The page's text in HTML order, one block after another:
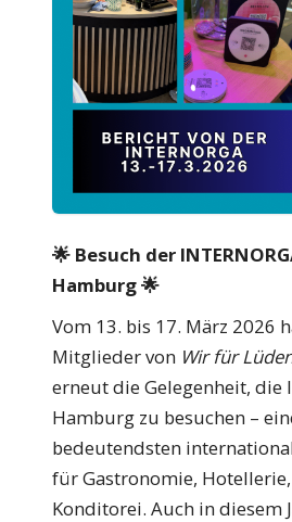
🌟 Besuch der
Hamburg 🌟
Vom 13. bis 17. März 2026
Mitglieder von Wir für
erneut die Gelegenheit, die
Hamburg zu besuchen –
bedeutendsten
für Gastronomie,
Konditorei. Auch in diesem